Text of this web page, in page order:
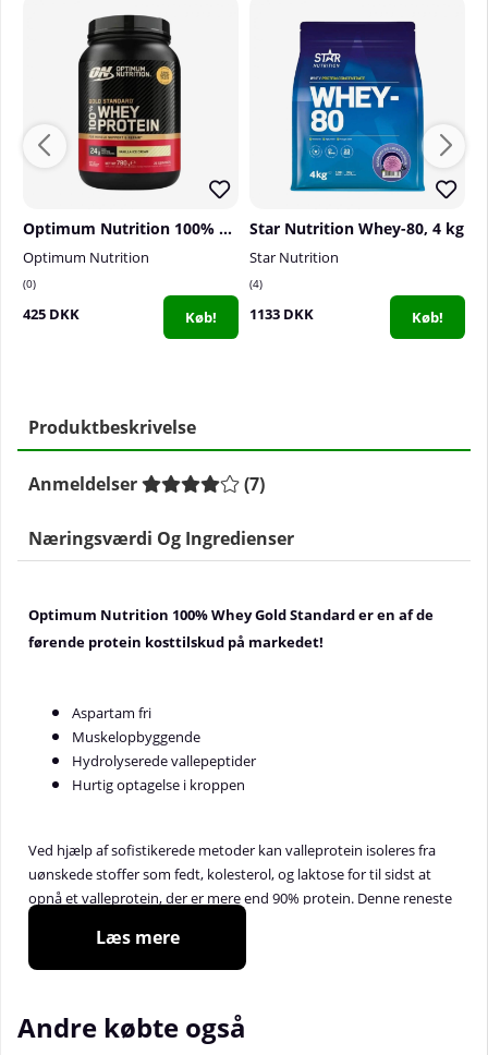
Optimum Nutrition 100% Whey Gold Standard, 768-780 g
Optimum Nutrition
0
425 DKK Køb!
Star Nutrition Whey-80, 4 kg
Star Nutrition
4
1133 DKK Køb!
Produktbeskrivelse
Anmeldelser (7)
Næringsværdi Og Ingredienser
Optimum Nutrition 100% Whey Gold Standard er en af de
førende protein kosttilskud på markedet!
Aspartam fri
Muskelopbyggende
Hydrolyserede vallepeptider
Hurtig optagelse i kroppen
Ved hjælp af sofistikerede metoder kan valleprotein isoleres fra
uønskede stoffer som fedt, kolesterol, og laktose for til sidst at
opnå et valleprotein, der er mere end 90% protein. Denne reneste
i ON 100% Whey Gold Standard, bare et eksempel på, at der ikke
bruges billige råvarer, for at give dig det bedst mulige produkt!
ON 100% Whey Gold Standardvar en af de første produkter
nogensinde, der blev instantiseret (hvad gør produktet
Læs mere
Andre købte også